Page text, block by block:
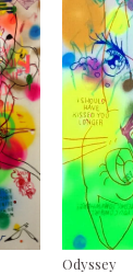
Odyssey